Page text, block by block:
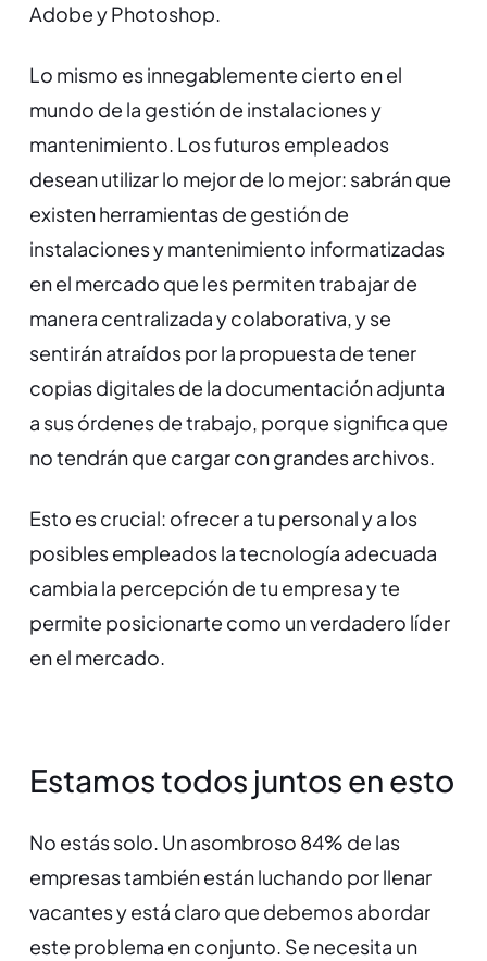
Adobe y Photoshop.
Lo mismo es innegablemente cierto en el
mundo de la gestión de instalaciones y
mantenimiento. Los futuros empleados
desean utilizar lo mejor de lo mejor: sabrán que
existen herramientas de gestión de
instalaciones y mantenimiento informatizadas
en el mercado que les permiten trabajar de
manera centralizada y colaborativa, y se
sentirán atraídos por la propuesta de tener
copias digitales de la documentación adjunta
a sus órdenes de trabajo, porque significa que
no tendrán que cargar con grandes archivos.
Esto es crucial: ofrecer a tu personal y a los
posibles empleados la tecnología adecuada
cambia la percepción de tu empresa y te
permite posicionarte como un verdadero líder
en el mercado.
Estamos todos juntos en esto
No estás solo. Un asombroso 84% de las
empresas también están luchando por llenar
vacantes y está claro que debemos abordar
este problema en conjunto. Se necesita un